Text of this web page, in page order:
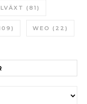
(81)
WEO (22)